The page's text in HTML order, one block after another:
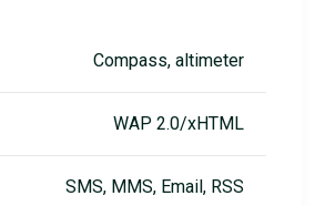
Compass, altimeter
WAP 2.0/xHTML
SMS, MMS, Email, RSS